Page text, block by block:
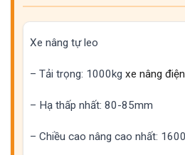
Xe nâng tự leo
– Tải trọng: 1000kg xe nâng
– Hạ thấp nhất: 80-85mm
– Chiều cao nâng cao nhất: